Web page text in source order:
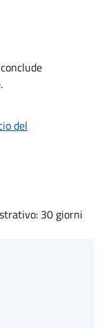
del
30 giorni